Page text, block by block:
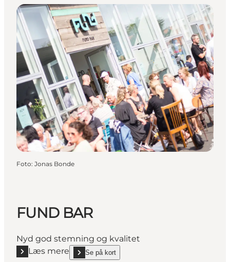
Foto: Jonas Bonde
FUND BAR
Nyd god stemning og kvalitet
Læs mere
Læs mere "FUND BAR"
Se på kort
show FUND BAR on_map